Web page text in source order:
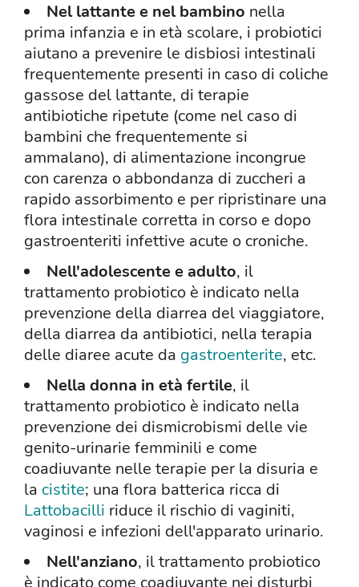
Nel lattante e nel bambino nella
prima infanzia e in età scolare, i probiotici
aiutano a prevenire le disbiosi intestinali
frequentemente presenti in caso di coliche
gassose del lattante, di terapie
antibiotiche ripetute (come nel caso di
bambini che frequentemente si
ammalano), di alimentazione incongrue
con carenza o abbondanza di zuccheri a
rapido assorbimento e per ripristinare una
flora intestinale corretta in corso e dopo
gastroenteriti infettive acute o croniche.
Nell'adolescente e adulto, il
trattamento probiotico è indicato nella
prevenzione della diarrea del viaggiatore,
della diarrea da antibiotici, nella terapia
delle diaree acute da gastroenterite, etc.
Nella donna in età fertile, il
trattamento probiotico è indicato nella
prevenzione dei dismicrobismi delle vie
genito-urinarie femminili e come
coadiuvante nelle terapie per la disuria e
la cistite; una flora batterica ricca di
Lattobacilli riduce il rischio di vaginiti,
vaginosi e infezioni dell'apparato urinario.
Nell'anziano, il trattamento probiotico